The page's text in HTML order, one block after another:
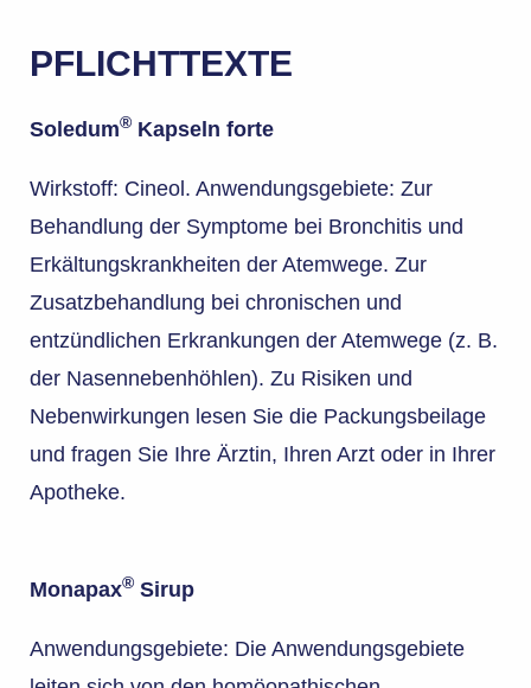
PFLICHTTEXTE
Soledum® Kapseln forte
Wirkstoff: Cineol. Anwendungsgebiete: Zur
Behandlung der Symptome bei Bronchitis und
Erkältungskrankheiten der Atemwege. Zur
Zusatzbehandlung bei chronischen und
entzündlichen Erkrankungen der Atemwege (z. B.
der Nasennebenhöhlen). Zu Risiken und
Nebenwirkungen lesen Sie die Packungsbeilage
und fragen Sie Ihre Ärztin, Ihren Arzt oder in Ihrer
Apotheke.
Monapax® Sirup
Anwendungsgebiete: Die Anwendungsgebiete